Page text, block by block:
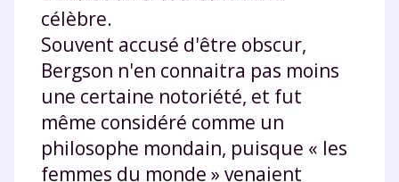
célèbre.
Souvent accusé d'être obscur,
Bergson n'en connaitra pas moins
une certaine notoriété, et fut
même considéré comme un
philosophe mondain, puisque « les
femmes du monde » venaient